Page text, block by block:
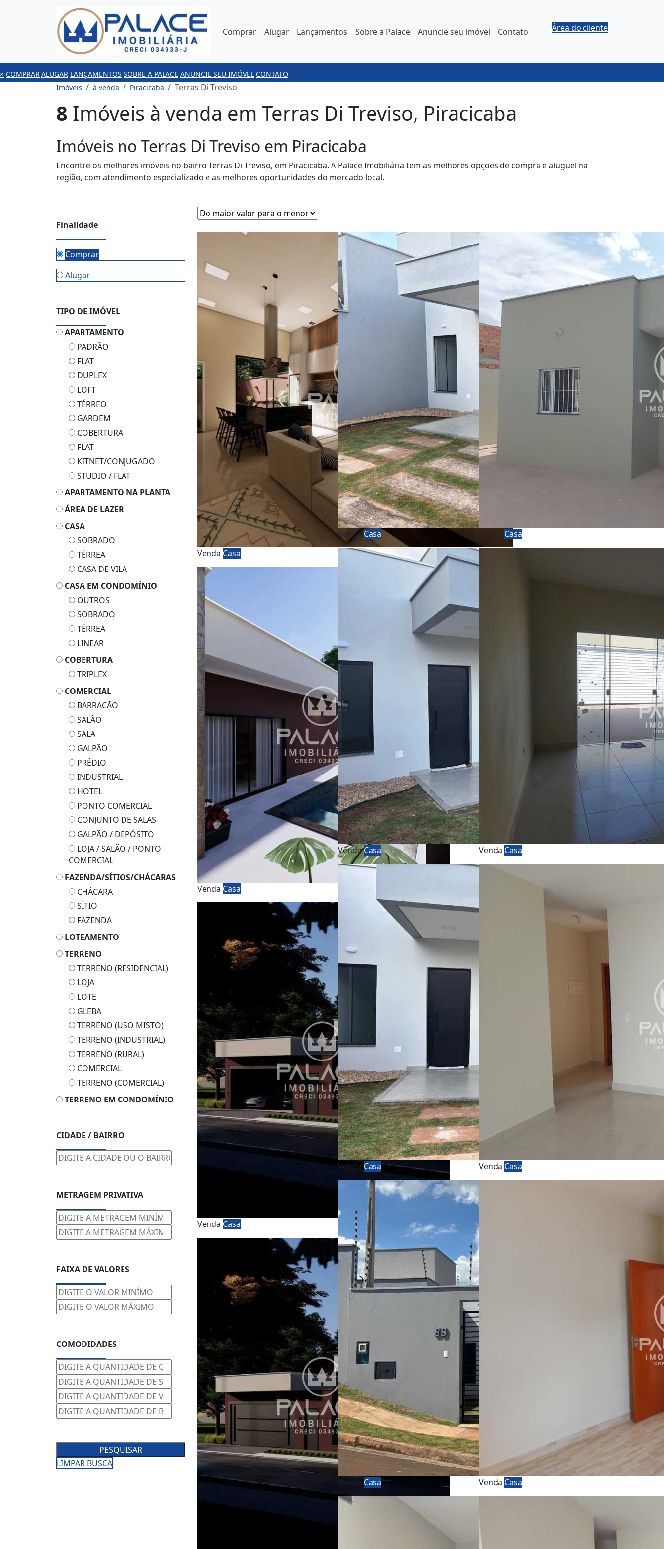
Comprar Alugar Lançamentos Sobre a Palace Anuncie seu imóvel Contato Área do cliente
× COMPRAR ALUGAR LANÇAMENTOS SOBRE A PALACE ANUNCIE SEU IMÓVEL CONTATO
Imóveis
à venda Piracicaba Terras Di Treviso
8 Imóveis à venda em Terras Di Treviso, Piracicaba
Imóveis no Terras Di Treviso em Piracicaba
Encontre os melhores imóveis no bairro Terras Di Treviso, em Piracicaba. A Palace Imobiliária tem as melhores opções de compra e aluguel na
região, com atendimento especializado e as melhores oportunidades do mercado local.
Finalidade
Comprar
Alugar
TIPO DE IMÓVEL
APARTAMENTO
PADRÃO
FLAT
DUPLEX
LOFT
TÉRREO
GARDEM
COBERTURA
FLAT
KITNET/CONJUGADO
STUDIO / FLAT
APARTAMENTO NA PLANTA
ÁREA DE LAZER
CASA
SOBRADO
TÉRREA
CASA DE VILA
CASA EM CONDOMÍNIO
OUTROS
SOBRADO
TÉRREA
LINEAR
COBERTURA
TRIPLEX
COMERCIAL
BARRACÃO
SALÃO
SALA
GALPÃO
PRÉDIO
INDUSTRIAL
HOTEL
PONTO COMERCIAL
CONJUNTO DE SALAS
GALPÃO / DEPÓSITO
LOJA / SALÃO / PONTO
COMERCIAL
FAZENDA/SÍTIOS/CHÁCARAS
CHÁCARA
SÍTIO
FAZENDA
LOTEAMENTO
TERRENO
TERRENO (RESIDENCIAL)
LOJA
LOTE
GLEBA
TERRENO (USO MISTO)
TERRENO (INDUSTRIAL)
TERRENO (RURAL)
COMERCIAL
TERRENO (COMERCIAL)
TERRENO EM CONDOMÍNIO
CIDADE / BAIRRO
METRAGEM PRIVATIVA
FAIXA DE VALORES
COMODIDADES
PESQUISAR
LIMPAR BUSCA
Venda Casa
Venda Casa
Venda Casa
VendaCasa
VendaCasa
Venda Casa
Venda Casa
Venda Casa
Venda Casa
Venda Casa
Venda Casa